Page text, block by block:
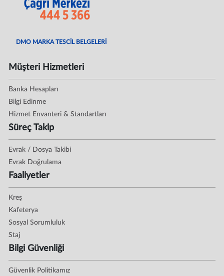
DMO MARKA TESCİL BELGELERİ
Müşteri Hizmetleri
Banka Hesapları
Bilgi Edinme
Hizmet Envanteri & Standartları
Süreç Takip
Evrak / Dosya Takibi
Evrak Doğrulama
Faaliyetler
Kreş
Kafeterya
Sosyal Sorumluluk
Staj
Bilgi Güvenliği
Güvenlik Politikamız